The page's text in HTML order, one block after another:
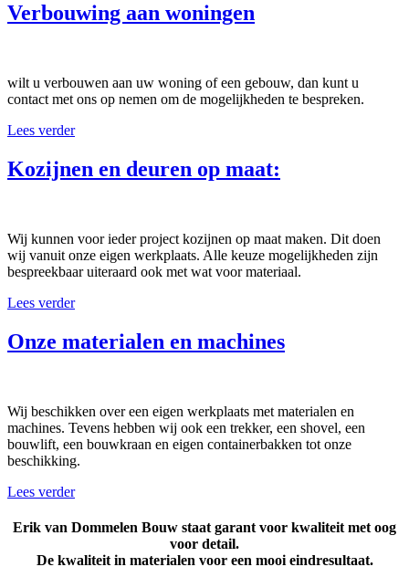
Verbouwing aan woningen
wilt u verbouwen aan uw woning of een gebouw, dan kunt u
contact met ons op nemen om de mogelijkheden te bespreken.
Lees verder
Kozijnen en deuren op maat:
Wij kunnen voor ieder project kozijnen op maat maken. Dit doen
wij vanuit onze eigen werkplaats. Alle keuze mogelijkheden zijn
bespreekbaar uiteraard ook met wat voor materiaal.
Lees verder
Onze materialen en machines
Wij beschikken over een eigen werkplaats met materialen en
machines. Tevens hebben wij ook een trekker, een shovel, een
bouwlift, een bouwkraan en eigen containerbakken tot onze
beschikking.
Lees verder
Erik van Dommelen Bouw staat garant voor kwaliteit met oog
voor detail.
De kwaliteit in materialen voor een mooi eindresultaat.